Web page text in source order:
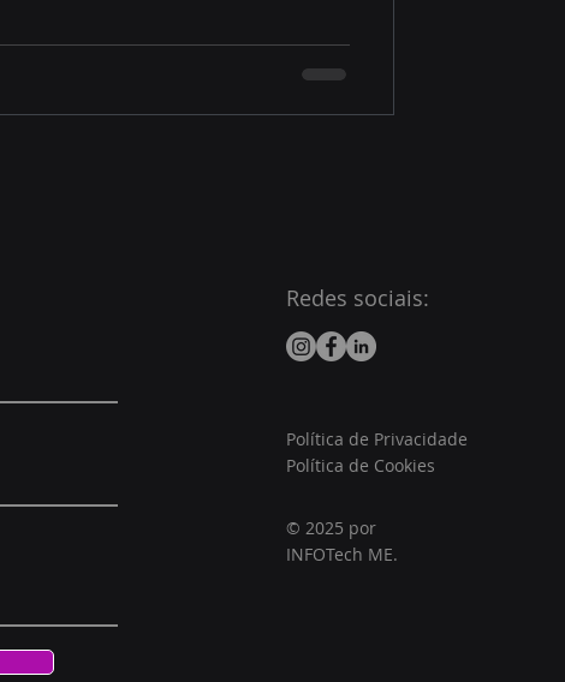
Redes sociais:
Política de Privacidade
Política de Cookies
© 2025 por
INFOTech ME.